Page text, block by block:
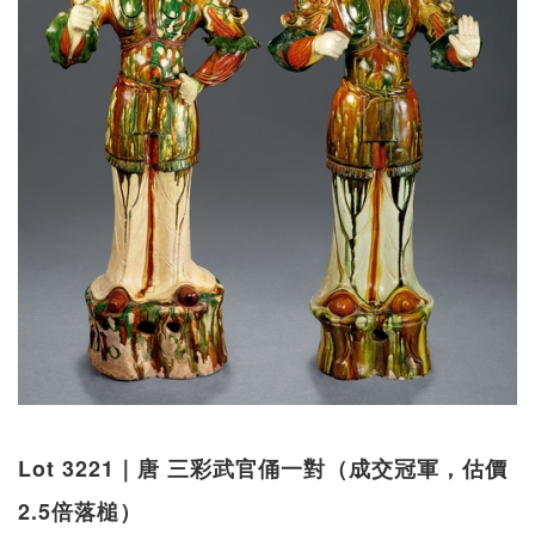
Lot 3221｜唐 三彩武官俑一對（成交冠軍，估價
2.5倍落槌）